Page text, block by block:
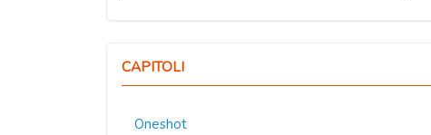
CAPITOLI
Oneshot